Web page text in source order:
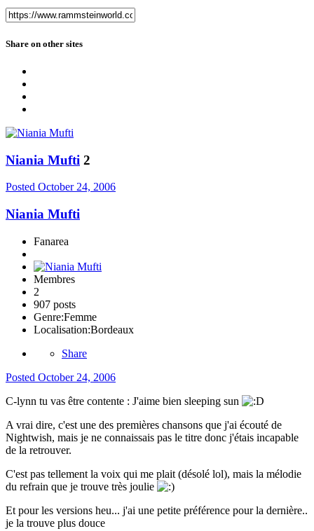
Share on other sites
Niania Mufti 2
Posted October 24, 2006
Niania Mufti
Fanarea
Membres
2
907 posts
Genre:Femme
Localisation:Bordeaux
Share
Posted October 24, 2006
C-lynn tu vas être contente : J'aime bien sleeping sun
A vrai dire, c'est une des premières chansons que j'ai écouté de
Nightwish, mais je ne connaissais pas le titre donc j'étais incapable
de la retrouver.
C'est pas tellement la voix qui me plait (désolé lol), mais la mélodie
du refrain que je trouve très joulie
Et pour les versions heu... j'ai une petite préférence pour la dernière..
je la trouve plus douce